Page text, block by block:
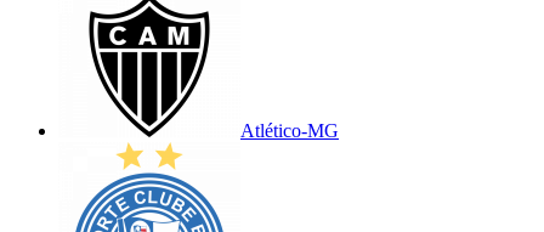
Atlético-MG